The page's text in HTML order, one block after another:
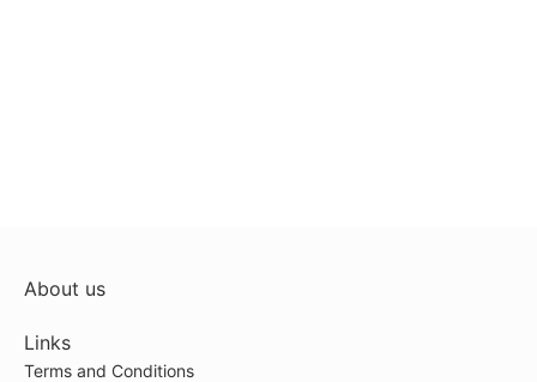
About us
Links
Terms and Conditions